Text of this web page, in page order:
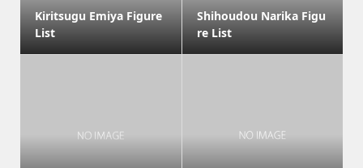
Kiritsugu Emiya Figure
List
Shihoudou Narika Figu
re List